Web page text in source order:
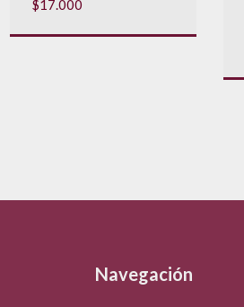
$17.000
Navegación